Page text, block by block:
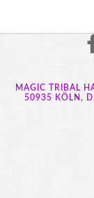
MAGIC TRIBAL
50935 KÖLN,